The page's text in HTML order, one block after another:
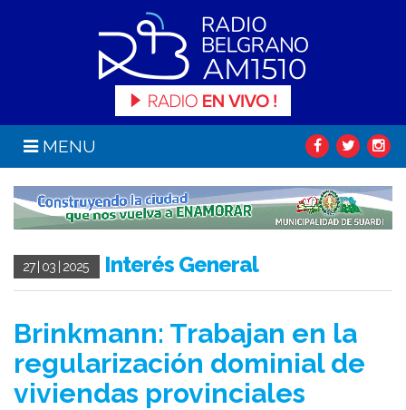
MENU
27 | 03 | 2025 Interés General
Brinkmann: Trabajan en la
regularización dominial de
viviendas provinciales